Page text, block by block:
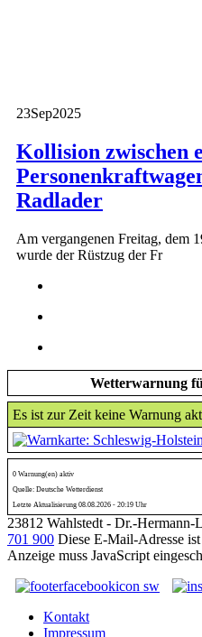
23Sep2025
Kollision zwischen
Radlader
Am vergangenen Freitag, dem
wurde der Rüstzug der Fr
Wetterwarnung
Es ist zur Zeit keine Warnung
0 Warnung(en) aktiv
Quelle: Deutsche Wetterdienst
Letzte Aktualisierung 08.08.2026 - 20:19 Uhr
23812 Wahlstedt - Dr.-Hermann-
701 900 Diese E-Mail-Adresse
Anzeige muss JavaScript
Kontakt
Impressum